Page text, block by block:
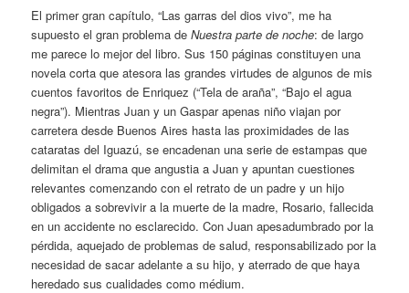
El primer gran capítulo, “Las garras del dios vivo”, me ha
supuesto el gran problema deNuestra parte de noche: de largo
me parece lo mejor del libro. Sus 150 páginas constituyen una
novela corta que atesora las grandes virtudes de algunos de mis
cuentos favoritos de Enriquez (“Tela de araña”, “Bajo el agua
negra”). Mientras Juan y un Gaspar apenas niño viajan por
carretera desde Buenos Aires hasta las proximidades de las
cataratas del Iguazú, se encadenan una serie de estampas que
delimitan el drama que angustia a Juan y apuntan cuestiones
relevantes comenzando con el retrato de un padre y un hijo
obligados a sobrevivir a la muerte de la madre, Rosario, fallecida
en un accidente no esclarecido. Con Juan apesadumbrado por la
pérdida, aquejado de problemas de salud, responsabilizado por la
necesidad de sacar adelante a su hijo, y aterrado de que haya
heredado sus cualidades como médium.